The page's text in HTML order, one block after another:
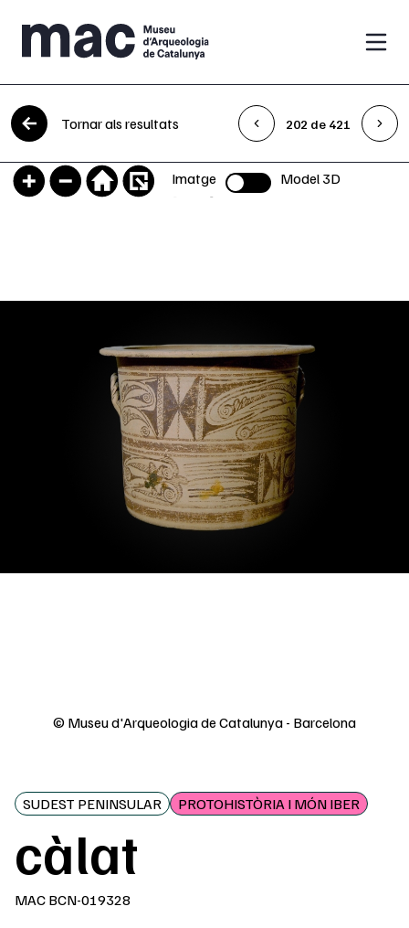
Vés al contingut
Tornar als resultats 202 de 421
Imatge Selector Model 3D
© Museu d'Arqueologia de Catalunya - Barcelona
SUDEST PENINSULAR PROTOHISTÒRIA I MÓN IBER
càlat
MAC BCN-019328